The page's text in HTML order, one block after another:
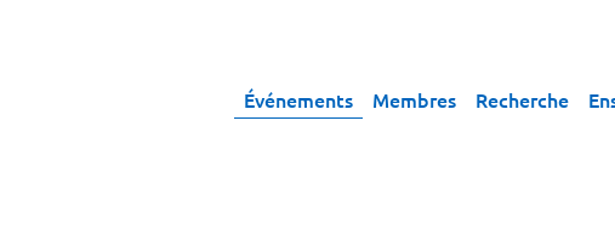
Événements Membres Recherche